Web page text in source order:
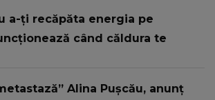
a-ți recăpăta energia pe
când căldura te
Alina Pușcău, anunț